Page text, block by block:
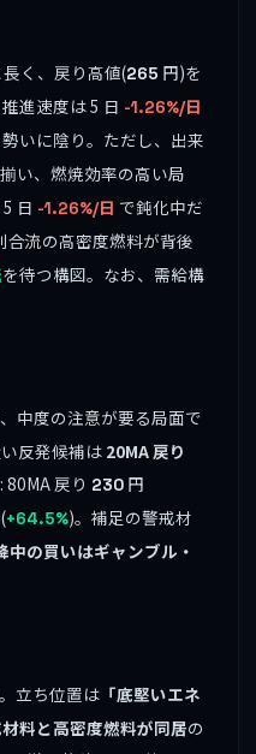
長く、戻り高値(265 円)を
進速度は 5 日 -1.26%/日
いに陰り。ただし、出来
い、燃焼効率の高い局
日 -1.26%/日 で鈍化中だ
合流の高密度燃料が背後
を待つ構図。なお、需給構
中度の注意が要る局面で
反発候補は 20MA 戻り
戻り 230 円
+64.5%)。補足の警戒材
の買いはギャンブル・
立ち位置は 「底堅いエネ
料と高密度燃料が同居の